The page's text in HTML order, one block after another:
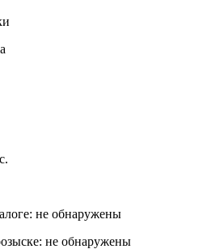
не обнаружены
не обнаружены